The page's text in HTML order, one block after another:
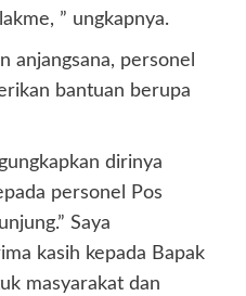
” ungkapnya.
anjangsana, personel
bantuan berupa
dirinya
personel Pos
Saya
kasih kepada Bapak
masyarakat dan